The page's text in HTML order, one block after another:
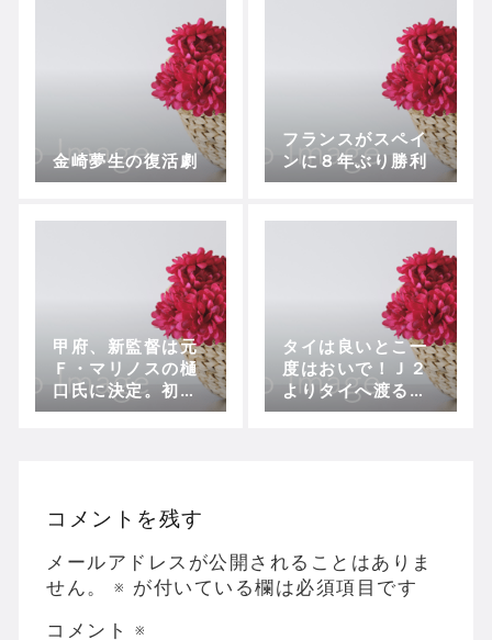
金崎夢生の復活劇
フランスがスペイ
ンに８年ぶり勝利
甲府、新監督は元
Ｆ・マリノスの樋
口氏に決定。初の
３期連続残留に挑
タイは良いとこ一
度はおいで！Ｊ２
よりタイへ渡る選
手が多い理由
コメントを残す
メールアドレスが公開されることはありま
せん。
※ が付いている欄は必須項目です
コメント ※